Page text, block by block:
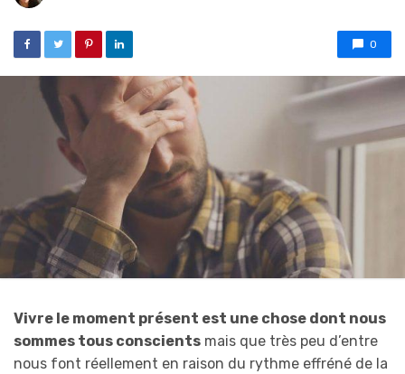
0
Vivre le moment présent est une chose dont nous
sommes tous conscients mais que très peu d’entre
nous font réellement en raison du rythme effréné de la